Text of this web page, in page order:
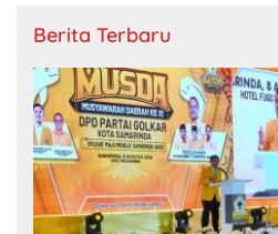
Berita Terbaru